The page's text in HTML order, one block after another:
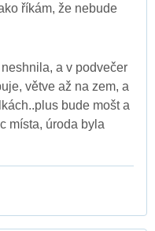
říkám, že nebude
a v podvečer
větve až na zem, a
bude mošt a
místa, úroda byla